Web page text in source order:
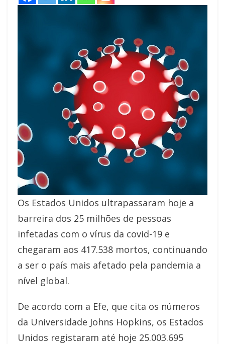
Os Estados Unidos ultrapassaram hoje a
barreira dos 25 milhões de pessoas
infetadas com o vírus da covid-19 e
chegaram aos 417.538 mortos, continuando
a ser o país mais afetado pela pandemia a
nível global.
De acordo com a Efe, que cita os números
da Universidade Johns Hopkins, os Estados
Unidos registaram até hoje 25.003.695